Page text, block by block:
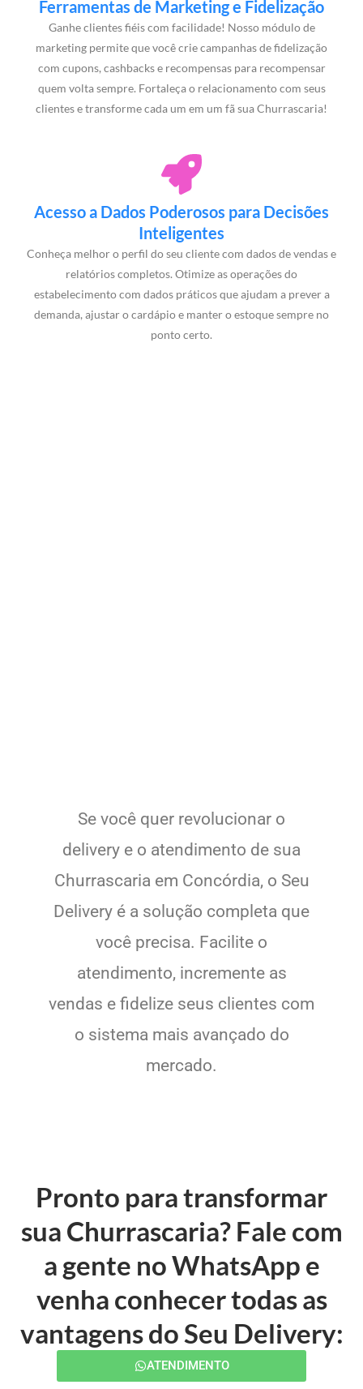
Ferramentas de Marketing e Fidelização
Ganhe clientes fiéis com facilidade! Nosso módulo de
marketing permite que você crie campanhas de fidelização
com cupons, cashbacks e recompensas para recompensar
quem volta sempre. Fortaleça o relacionamento com seus
clientes e transforme cada um em um fã sua Churrascaria!
Acesso a Dados Poderosos para Decisões
Inteligentes
Conheça melhor o perfil do seu cliente com dados de vendas e
relatórios completos. Otimize as operações do
estabelecimento com dados práticos que ajudam a prever a
demanda, ajustar o cardápio e manter o estoque sempre no
ponto certo.
Se você quer revolucionar o
delivery e o atendimento de sua
Churrascaria em Concórdia, o Seu
Delivery é a solução completa que
você precisa. Facilite o
atendimento, incremente as
vendas e fidelize seus clientes com
o sistema mais avançado do
mercado.
Pronto para transformar
sua Churrascaria? Fale com
a gente no WhatsApp e
venha conhecer todas as
vantagens do Seu Delivery:
ATENDIMENTO